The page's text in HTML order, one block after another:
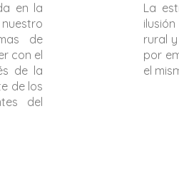
en la
de
con el
de la
de los
del
La
rural
por
el